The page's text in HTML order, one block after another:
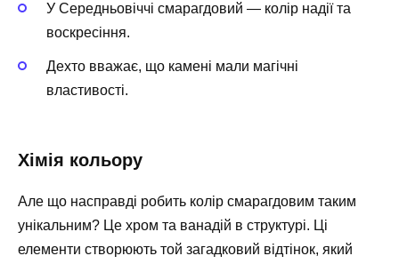
У Середньовіччі смарагдовий — колір надії та
воскресіння.
Дехто вважає, що камені мали магічні
властивості.
Хімія кольору
Але що насправді робить колір смарагдовим таким
унікальним? Це хром та ванадій в структурі. Ці
елементи створюють той загадковий відтінок, який